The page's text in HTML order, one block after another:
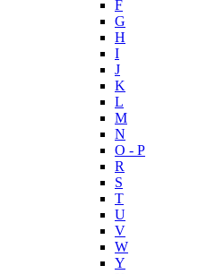
F
G
H
I
J
K
L
M
N
O - P
R
S
T
U
V
W
Y